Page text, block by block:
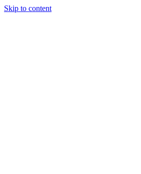
Skip to content